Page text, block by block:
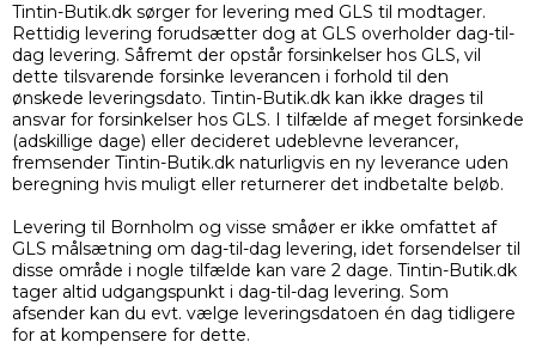
Tintin-Butik.dk sørger for levering med GLS til modtager.
Rettidig levering forudsætter dog at GLS overholder dag-til-
dag levering. Såfremt der opstår forsinkelser hos GLS, vil
dette tilsvarende forsinke leverancen i forhold til den
ønskede leveringsdato. Tintin-Butik.dk kan ikke drages til
ansvar for forsinkelser hos GLS. I tilfælde af meget forsinkede
(adskillige dage) eller decideret udeblevne leverancer,
fremsender Tintin-Butik.dk naturligvis en ny leverance uden
beregning hvis muligt eller returnerer det indbetalte beløb.
Levering til Bornholm og visse småøer er ikke omfattet af
GLS målsætning om dag-til-dag levering, idet forsendelser til
disse område i nogle tilfælde kan vare 2 dage. Tintin-Butik.dk
tager altid udgangspunkt i dag-til-dag levering. Som
afsender kan du evt. vælge leveringsdatoen én dag tidligere
for at kompensere for dette.